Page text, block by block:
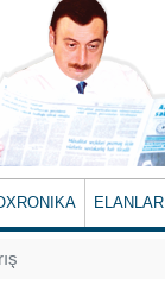
ELANLAR